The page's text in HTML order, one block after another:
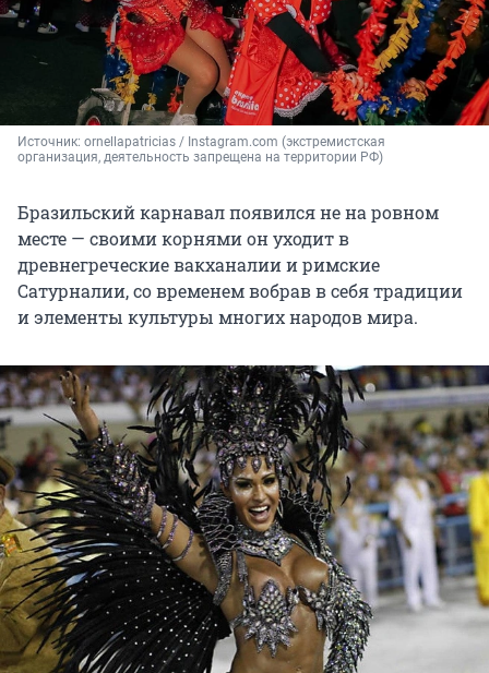
Источник: ornellapatricias / Instagram.com (экстремистская
организация, деятельность запрещена на территории РФ)
Бразильский карнавал появился не на ровном
месте — своими корнями он уходит в
древнегреческие вакханалии и римские
Сатурналии, со временем вобрав в себя традиции
и элементы культуры многих народов мира.